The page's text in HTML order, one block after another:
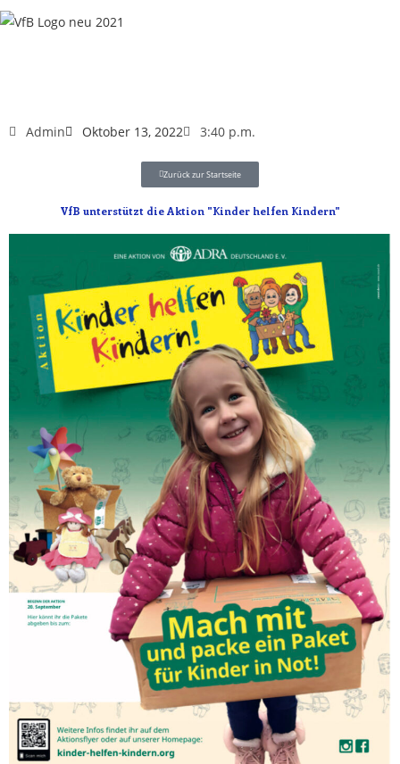
Admin Oktober 13, 2022 3:40 p.m.
Zurück zur Startseite
VfB unterstützt die Aktion "Kinder helfen Kindern"